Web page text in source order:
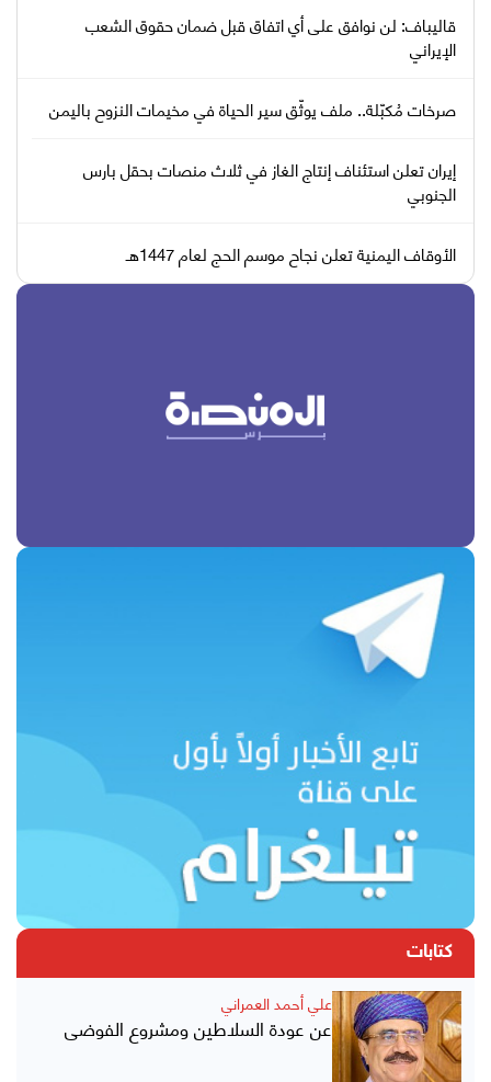
قاليباف: لن نوافق على أي اتفاق قبل ضمان حقوق الشعب
الإيراني
صرخات مُكبّلة.. ملف يوثّق سير الحياة في مخيمات النزوح باليمن
إيران تعلن استئناف إنتاج الغاز في ثلاث منصات بحقل بارس
الجنوبي
الأوقاف اليمنية تعلن نجاح موسم الحج لعام 1447هـ
كتابات
علي أحمد العمراني
عن عودة السلاطين ومشروع الفوضى